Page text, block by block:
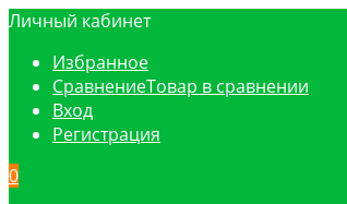
Личный кабинет
Избранное
СравнениеТовар в сравнении
Вход
Регистрация
0